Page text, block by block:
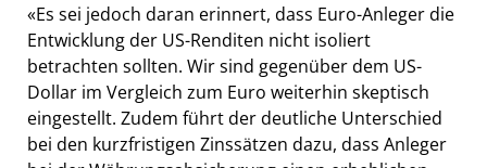
«Es sei jedoch daran erinnert, dass Euro-Anleger die
Entwicklung der US-Renditen nicht isoliert
betrachten sollten. Wir sind gegenüber dem US-
Dollar im Vergleich zum Euro weiterhin skeptisch
eingestellt. Zudem führt der deutliche Unterschied
bei den kurzfristigen Zinssätzen dazu, dass Anleger